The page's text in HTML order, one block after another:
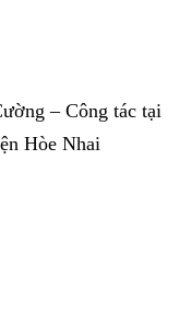
– Công tác tại
Hòe Nhai